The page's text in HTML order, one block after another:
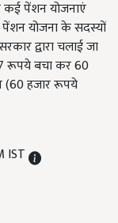
कई पेंशन योजनाएं
योजना के सदस्यों
द्वारा चलाई जा
7 रूपये बचा कर 60
(60 हजार रूपये
IST